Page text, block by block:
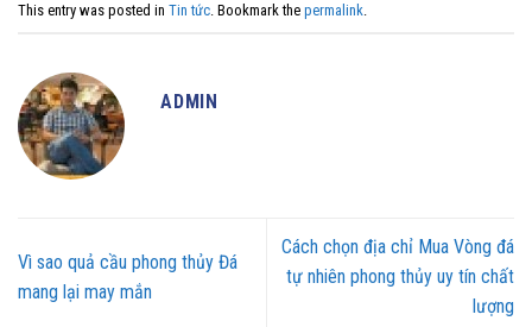
This entry was posted in Tin tức. Bookmark the permalink.
ADMIN
Vì sao quả cầu phong thủy Đá
mang lại may mắn
Cách chọn địa chỉ Mua Vòng đá
tự nhiên phong thủy uy tín chất
lượng